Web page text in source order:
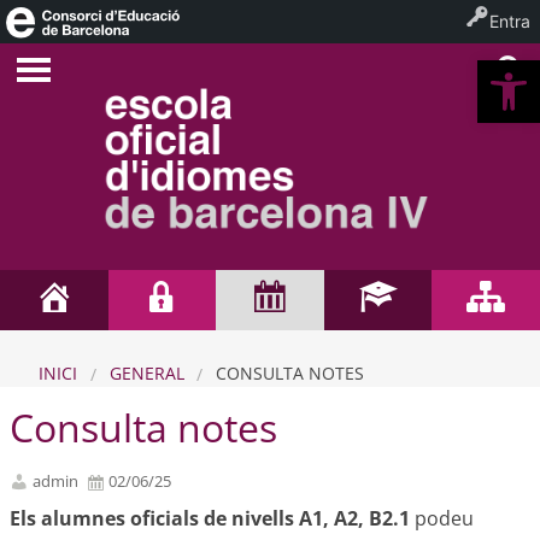
INICI GENERAL CONSULTA NOTES
Consulta notes
admin 02/06/25
Els alumnes oficials de nivells A1, A2, B2.1 podeu
Entra